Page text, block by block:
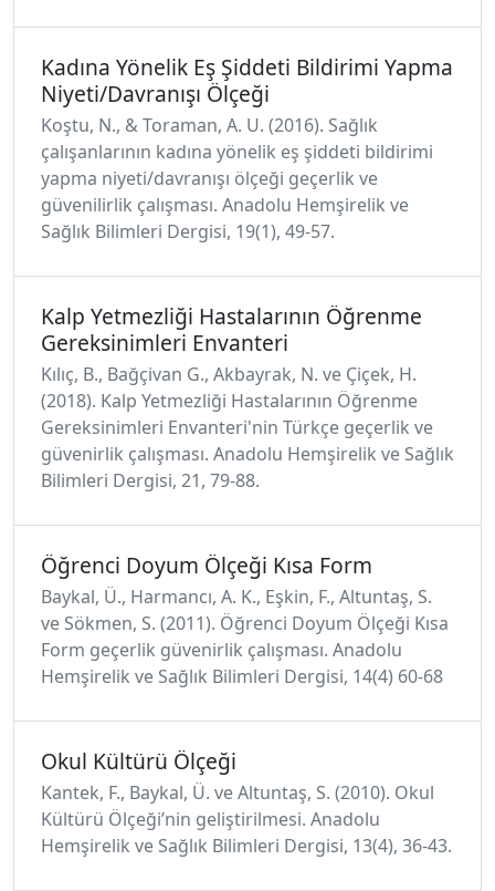
Kadına Yönelik Eş Şiddeti Bildirimi Yapma
Niyeti/Davranışı Ölçeği
Koştu, N., & Toraman, A. U. (2016). Sağlık
çalışanlarının kadına yönelik eş şiddeti bildirimi
yapma niyeti/davranışı ölçeği geçerlik ve
güvenilirlik çalışması. Anadolu Hemşirelik ve
Sağlık Bilimleri Dergisi, 19(1), 49-57.
Kalp Yetmezliği Hastalarının Öğrenme
Gereksinimleri Envanteri
Kılıç, B., Bağçivan G., Akbayrak, N. ve Çiçek, H.
(2018). Kalp Yetmezliği Hastalarının Öğrenme
Gereksinimleri Envanteri'nin Türkçe geçerlik ve
güvenirlik çalışması. Anadolu Hemşirelik ve Sağlık
Bilimleri Dergisi, 21, 79-88.
Öğrenci Doyum Ölçeği Kısa Form
Baykal, Ü., Harmancı, A. K., Eşkin, F., Altuntaş, S.
ve Sökmen, S. (2011). Öğrenci Doyum Ölçeği Kısa
Form geçerlik güvenirlik çalışması. Anadolu
Hemşirelik ve Sağlık Bilimleri Dergisi, 14(4) 60-68
Okul Kültürü Ölçeği
Kantek, F., Baykal, Ü. ve Altuntaş, S. (2010). Okul
Kültürü Ölçeği’nin geliştirilmesi. Anadolu
Hemşirelik ve Sağlık Bilimleri Dergisi, 13(4), 36-43.